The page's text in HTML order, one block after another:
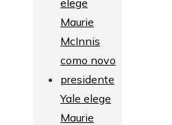
Yale elege
Maurie